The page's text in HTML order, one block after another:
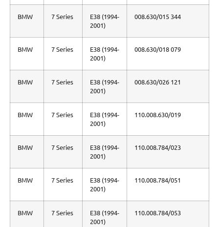
BMW 7 Series
E38 (1994-
2001)
008.630/015 344
BMW 7 Series
E38 (1994-
2001)
008.630/018 079
BMW 7 Series
E38 (1994-
2001)
008.630/026 121
BMW 7 Series
E38 (1994-
2001)
110.008.630/019
BMW 7 Series
E38 (1994-
2001)
110.008.784/023
BMW 7 Series
E38 (1994-
2001)
110.008.784/051
BMW 7 Series
E38 (1994-
2001)
110.008.784/053